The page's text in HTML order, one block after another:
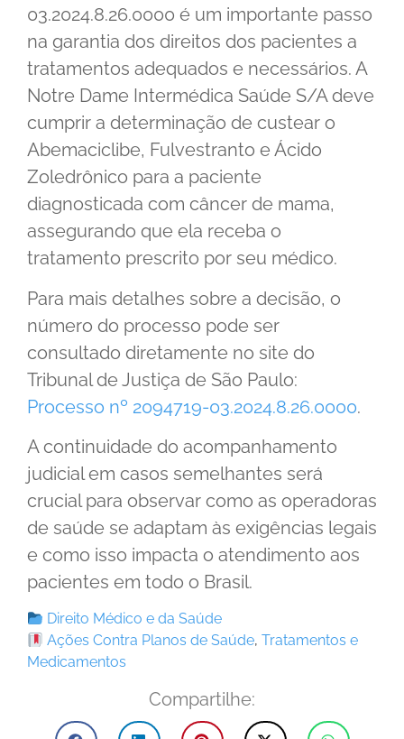
03.2024.8.26.0000 é um importante passo
na garantia dos direitos dos pacientes a
tratamentos adequados e necessários. A
Notre Dame Intermédica Saúde S/A deve
cumprir a determinação de custear o
Abemaciclibe, Fulvestranto e Ácido
Zoledrônico para a paciente
diagnosticada com câncer de mama,
assegurando que ela receba o
tratamento prescrito por seu médico.
Para mais detalhes sobre a decisão, o
número do processo pode ser
consultado diretamente no site do
Tribunal de Justiça de São Paulo:
Processo nº 2094719-03.2024.8.26.0000.
A continuidade do acompanhamento
judicial em casos semelhantes será
crucial para observar como as operadoras
de saúde se adaptam às exigências legais
e como isso impacta o atendimento aos
pacientes em todo o Brasil.
Direito Médico e da Saúde
Ações Contra Planos de Saúde,Tratamentos e
Medicamentos
Compartilhe: